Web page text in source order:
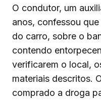
O condutor, um
anos, confessou
do carro, sobre o
contendo
verificarem o local,
materiais descritos.
comprado a droga